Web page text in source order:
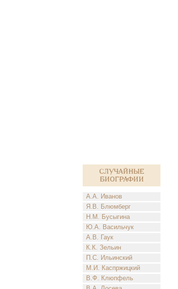
Случайные
биографии
А.А. Иванов
Я.В. Блюмберг
Н.М. Бусыгина
Ю.А. Васильчук
А.В. Гаук
К.К. Зельин
П.С. Ильинский
М.И. Каспржицкий
В.Ф. Клюпфель